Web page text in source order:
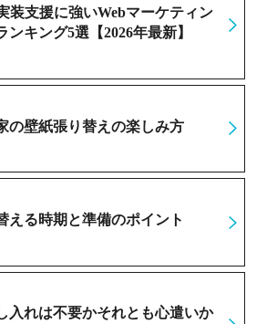
装支援に強いWebマーケティン
ンキング5選【2026年最新】
の壁紙張り替えの楽しみ方
える時期と準備のポイント
入れは不要かそれとも心遣いか